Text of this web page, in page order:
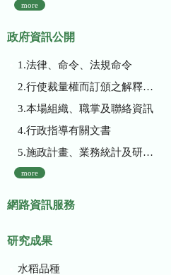
more
政府資訊公開
1.法律、命令、法規命令
2.行使裁量權而訂頒之解釋性規定及裁量基準
3.本場組織、職掌及聯絡資訊
4.行政指導有關文書
5.施政計畫、業務統計及研究報告
more
網路資訊服務
研究成果
水稻品種